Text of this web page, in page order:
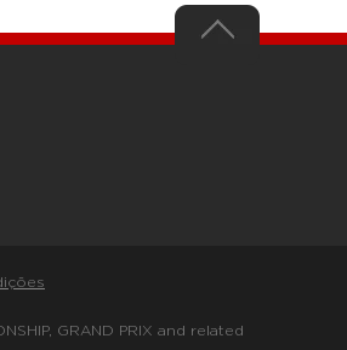
GRAND PRIX and related